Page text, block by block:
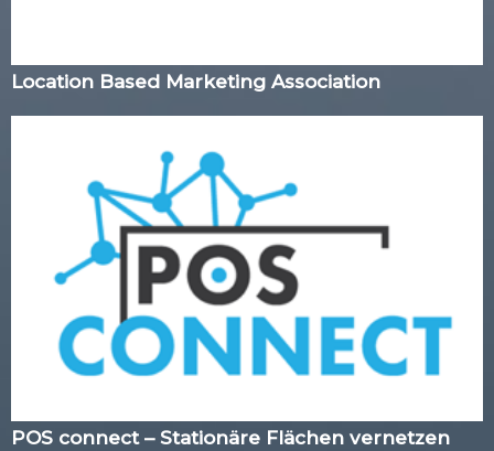
Location Based Marketing Association
POS connect – Stationäre Flächen vernetzen